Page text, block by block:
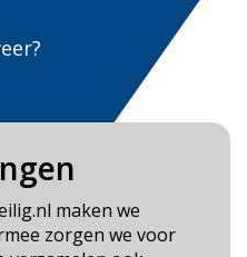
maken we
zorgen we voor